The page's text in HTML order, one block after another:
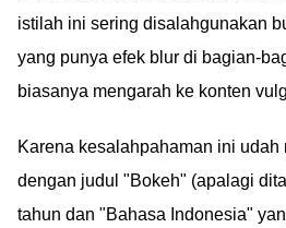
istilah ini sering disalahgunakan
yang punya efek blur di bagian-
biasanya mengarah ke konten
Karena kesalahpahaman ini
dengan judul "Bokeh" (apalagi
tahun dan "Bahasa Indonesia"